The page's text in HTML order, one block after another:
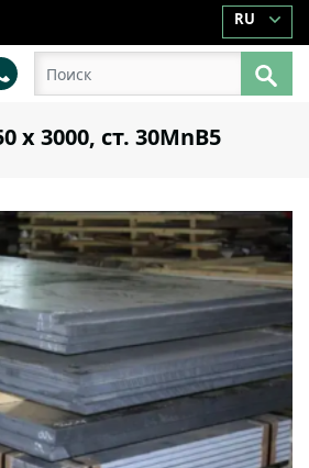
RU
х 3000, cт. 30MnB5